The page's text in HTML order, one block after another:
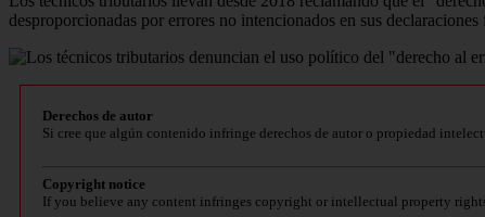
desproporcionadas por errores no intencionados en sus declaraciones
Derechos de autor
Si cree que algún contenido infringe derechos de autor o propiedad
Copyright notice
If you believe any content infringes copyright or intellectual property